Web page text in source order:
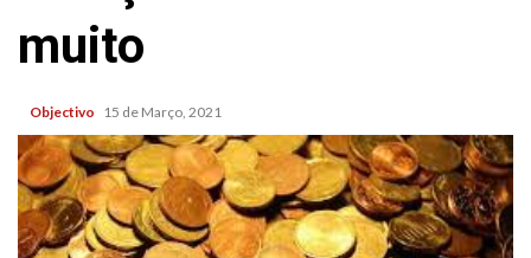
muito
Objectivo 15 de Março, 2021